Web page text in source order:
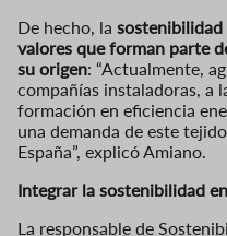
De hecho, la sostenibilidad
valores que forman parte
su origen: “Actualmente,
compañías instaladoras, a
formación en eficiencia
una demanda de este
España”, explicó Amiano.
Integrar la sostenibilidad
La responsable de